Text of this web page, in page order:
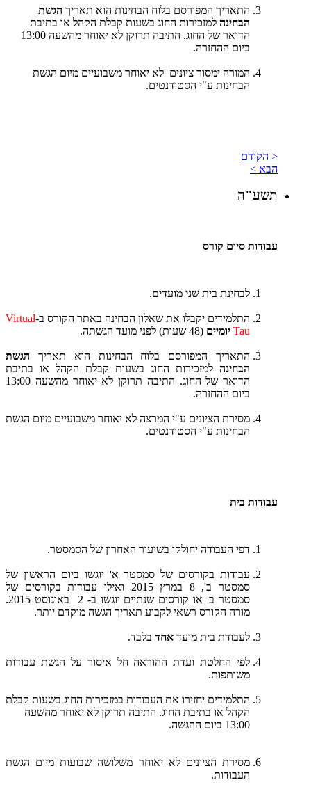
התאריך המפורסם בלוח הבחינות הוא תאריך הגשת
הבחינה למזכירות החוג בשעות קבלת הקהל או בתיבת
הדואר של החוג. התיבה תרוקן לא יאוחר מהשעה 13:00
ביום ההחזרה.
המורה ימסור ציונים לא יאוחר משבועיים מיום הגשת
הבחינות ע"י הסטודנטים.
< הקודם
הבא >
תשע"ה
עבודות סיום קורס
לבחינת בית שני מועדים.
התלמידים יקבלו את שאלון הבחינה באתר הקורס ב-Virtual
Tau יומיים (48 שעות) לפני מועד הגשתה.
התאריך המפורסם בלוח הבחינות הוא תאריך הגשת
הבחינה למזכירות החוג בשעות קבלת הקהל או בתיבת
הדואר של החוג. התיבה תרוקן לא יאוחר מהשעה 13:00
ביום ההחזרה.
מסירת הציונים ע"י המרצה לא יאוחר משבועיים מיום הגשת
הבחינות ע"י הסטודנטים.
עבודות בית
דפי העבודה יחולקו בשיעור האחרון של הסמסטר.
עבודות בקורסים של סמסטר א' יוגשו ביום הראשון של
סמסטר ב', 8 במרץ 2015 ואילו עבודות בקורסים של
סמסטר ב' או קורסים שנתיים יוגשו ב- 2 באוגוסט 2015.
מורה הקורס רשאי לקבוע תאריך הגשה מוקדם יותר.
לעבודת בית מועד אחד בלבד.
לפי החלטת ועדת ההוראה חל איסור על הגשת עבודות
משותפות.
התלמידים יחזירו את העבודות במזכירות החוג בשעות קבלת
הקהל או בתיבת החוג. התיבה תרוקן לא יאוחר מהשעה
13:00 ביום ההגשה.
מסירת הציונים לא יאוחר משלושה שבועות מיום הגשת
העבודות.